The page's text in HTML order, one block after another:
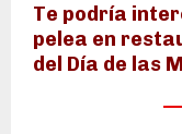
Te podría
pelea en
del Día de las